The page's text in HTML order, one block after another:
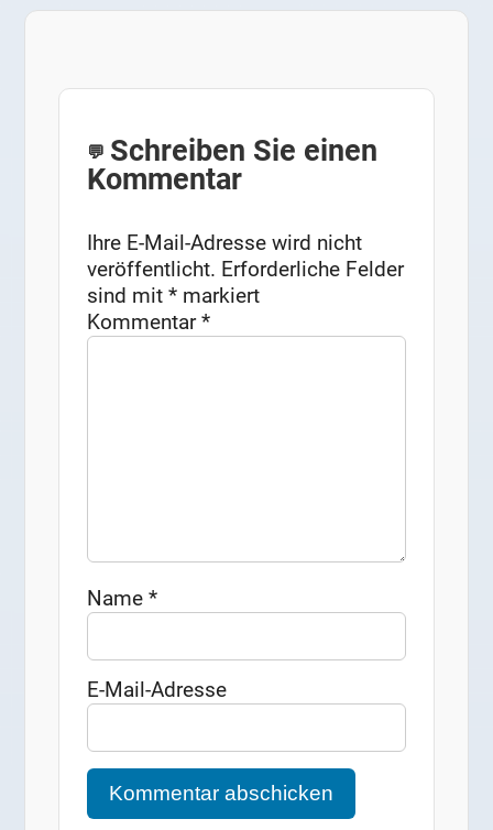
Schreiben Sie einen
Kommentar
Ihre E-Mail-Adresse wird nicht
veröffentlicht. Erforderliche Felder
sind mit* markiert
Kommentar*
Name*
E-Mail-Adresse